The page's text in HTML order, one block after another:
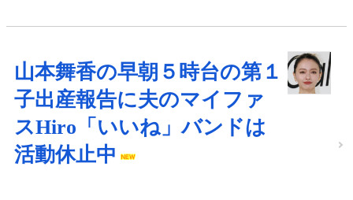
山本舞香の早朝５時台の第１
子出産報告に夫のマイファ
スHiro「いいね」バンドは
活動休止中